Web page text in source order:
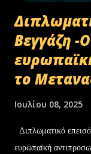
Βεγγάζη -
το
Ιουλίου 08, 2025
Διπλωματικό
ευρωπαϊκή